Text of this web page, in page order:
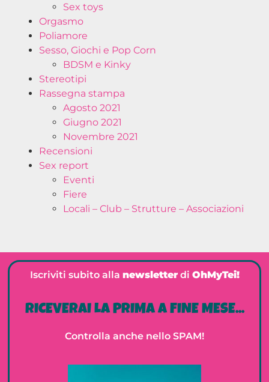
Sex toys
Orgasmo
Poliamore
Sesso, Giochi e Pop Corn
BDSM e Kinky
Stereotipi
Rassegna stampa
Agosto 2021
Giugno 2021
Novembre 2021
Recensioni
Sex report
Eventi
Fiere
Locali – Club – Strutture – Associazioni
Iscriviti subito alla newsletterdi OhMyTei!
RICEVERAI LA PRIMA A FINE MESE...
Controlla anche nello SPAM!